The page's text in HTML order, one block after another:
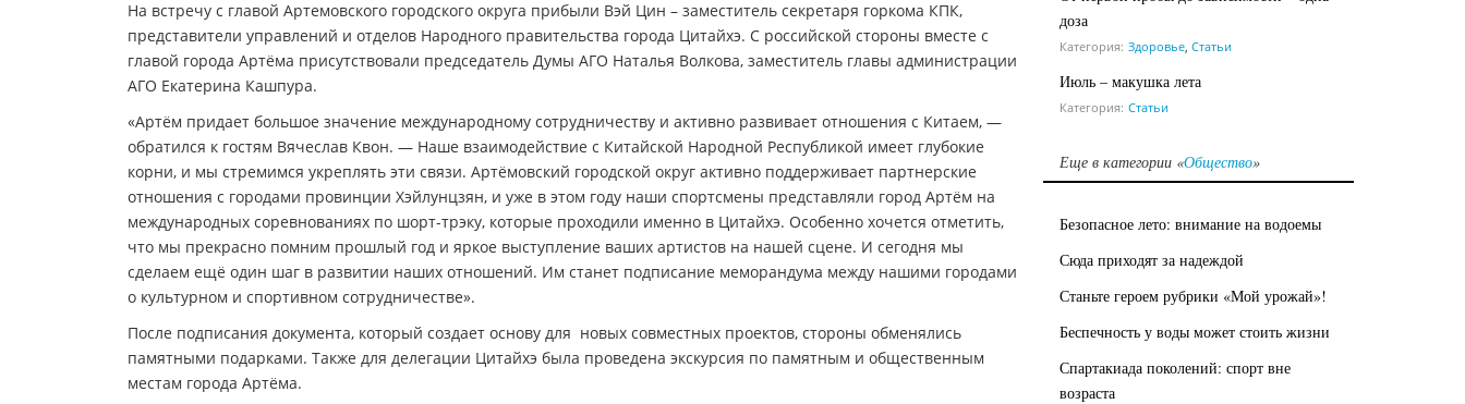
На встречу с главой Артемовского городского округа прибыли Вэй Цин – заместитель секретаря горкома КПК,
представители управлений и отделов Народного правительства города Цитайхэ. С российской стороны вместе с
главой города Артёма присутствовали председатель Думы АГО Наталья Волкова, заместитель главы администрации
АГО Екатерина Кашпура.
«Артём придает большое значение международному сотрудничеству и активно развивает отношения с Китаем, —
обратился к гостям Вячеслав Квон. — Наше взаимодействие с Китайской Народной Республикой имеет глубокие
корни, и мы стремимся укреплять эти связи. Артёмовский городской округ активно поддерживает партнерские
отношения с городами провинции Хэйлунцзян, и уже в этом году наши спортсмены представляли город Артём на
международных соревнованиях по шорт-трэку, которые проходили именно в Цитайхэ. Особенно хочется отметить,
что мы прекрасно помним прошлый год и яркое выступление ваших артистов на нашей сцене. И сегодня мы
сделаем ещё один шаг в развитии наших отношений. Им станет подписание меморандума между нашими городами
о культурном и спортивном сотрудничестве».
После подписания документа, который создает основу для новых совместных проектов, стороны обменялись
памятными подарками. Также для делегации Цитайхэ была проведена экскурсия по памятным и общественным
местам города Артёма.
доза
Категория: Здоровье Статьи
Июль – макушка лета
Категория: Статьи
Еще в категории «Общество»
Безопасное лето: внимание на водоемы
Сюда приходят за надеждой
Станьте героем рубрики «Мой урожай»!
Беспечность у воды может стоить жизни
Спартакиада поколений: спорт вне
возраста